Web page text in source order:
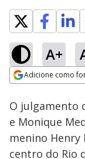
A+
Adicione como
Ativar
O julgamento
e Monique
menino Henry
centro do Rio